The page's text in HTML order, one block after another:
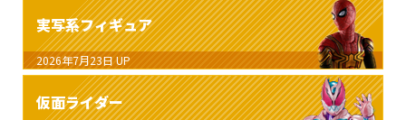
実写系フィギュア
2026年7月23日 UP
仮面ライダー